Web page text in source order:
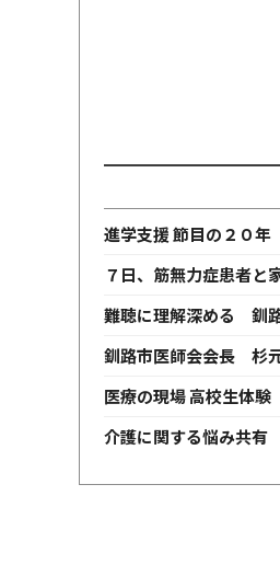
進学支援 節目の２０
７日、筋無力症患者と
難聴に理解深める 釧
釧路市医師会会長 杉
医療の現場 高校生体
介護に関する悩み共有